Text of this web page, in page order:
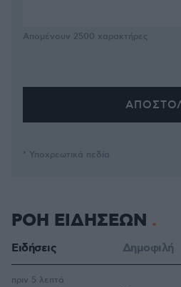
Απομένουν 2500 χαρακτήρες
* Υποχρεωτικά πεδία
ΡΟΗ ΕΙΔΗΣΕΩΝ
Ειδήσεις Δημοφιλή
πριν 5 λεπτά